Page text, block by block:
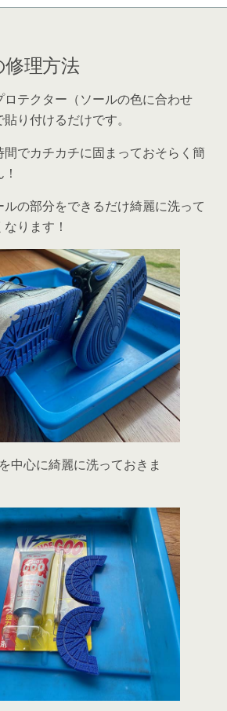
理方法
テクター（ソールの色に合わせ
り付けるだけです。
でカチカチに固まっておそらく簡
の部分をできるだけ綺麗に洗って
ります！
中心に綺麗に洗っておきま